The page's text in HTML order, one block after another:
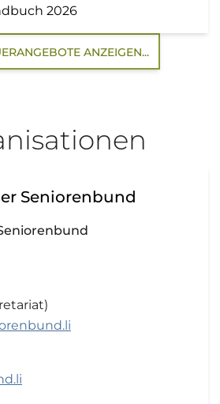
2026
ANZEIGEN...
Seniorenbund